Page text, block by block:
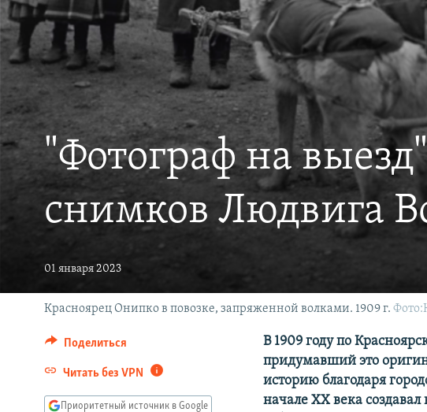
ПОДПИШИТЕСЬ НА РАССЫЛКУ
"Фотограф на
снимков Людвига
01 января 2023
Красноярец Онипко в повозке, запряженной волками. 1909 г.
Поделиться
Читать без VPN
Приоритетный источник в Google
В 1909 году по
придумавший это
историю благодаря
начале XX века